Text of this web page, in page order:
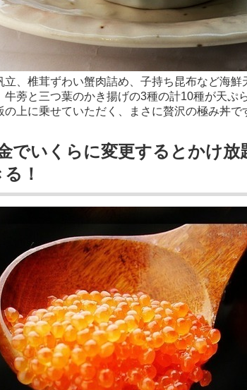
立、椎茸ずわい蟹肉詰め、子持ち昆布など海鮮
牛蒡と三つ葉のかき揚げの3種の計10種が天ぷ
の上に乗せていただく、まさに贅沢の極み丼で
でいくらに変更するとかけ放
！